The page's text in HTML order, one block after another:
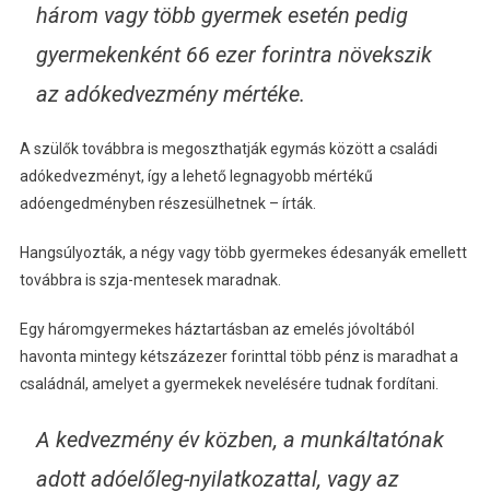
három vagy több gyermek esetén pedig
gyermekenként 66 ezer forintra növekszik
az adókedvezmény mértéke.
A szülők továbbra is megoszthatják egymás között a családi
adókedvezményt, így a lehető legnagyobb mértékű
adóengedményben részesülhetnek – írták.
Hangsúlyozták, a négy vagy több gyermekes édesanyák emellett
továbbra is szja-mentesek maradnak.
Egy háromgyermekes háztartásban az emelés jóvoltából
havonta mintegy kétszázezer forinttal több pénz is maradhat a
családnál, amelyet a gyermekek nevelésére tudnak fordítani.
A kedvezmény év közben, a munkáltatónak
adott adóelőleg-nyilatkozattal, vagy az